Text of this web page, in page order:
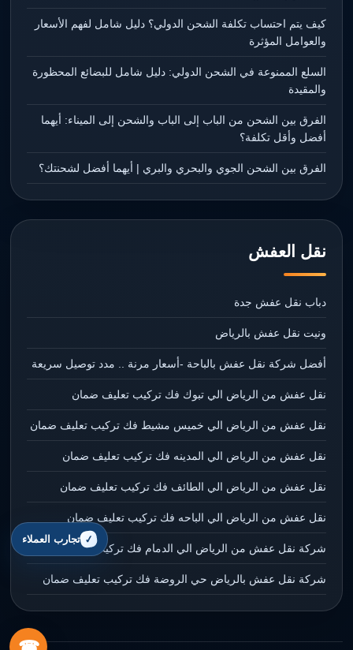
كيف يتم احتساب تكلفة الشحن الدولي؟ دليل شامل لفهم الأسعار
والعوامل المؤثرة
السلع الممنوعة في الشحن الدولي: دليل شامل للبضائع المحظورة
والمقيدة
الفرق بين الشحن من الباب إلى الباب والشحن إلى الميناء: أيهما
أفضل وأقل تكلفة؟
الفرق بين الشحن الجوي والبحري والبري | أيهما أفضل لشحنتك؟
نقل العفش
دباب نقل عفش جدة
ونيت نقل عفش بالرياض
أفضل شركة نقل عفش بالباحة -أسعار مرنة .. مدد توصيل سريعة
نقل عفش من الرياض الي تبوك فك تركيب تعليف ضمان
نقل عفش من الرياض الي خميس مشيط فك تركيب تعليف ضمان
نقل عفش من الرياض الي المدينه فك تركيب تعليف ضمان
نقل عفش من الرياض الي الطائف فك تركيب تعليف ضمان
نقل عفش من الرياض الي الباحه فك تركيب تعليف ضمان
شركة نقل عفش من الرياض الي الدمام فك تركيب تعليف ضمان
شركة نقل عفش بالرياض حي الروضة فك تركيب تعليف ضمان
تجارب العملاء